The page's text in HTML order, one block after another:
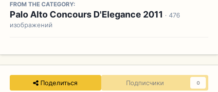
FROM THE CATEGORY:
Palo Alto Concours D'Elegance 2011 · 476
изображений
Поделиться Подписчики 0